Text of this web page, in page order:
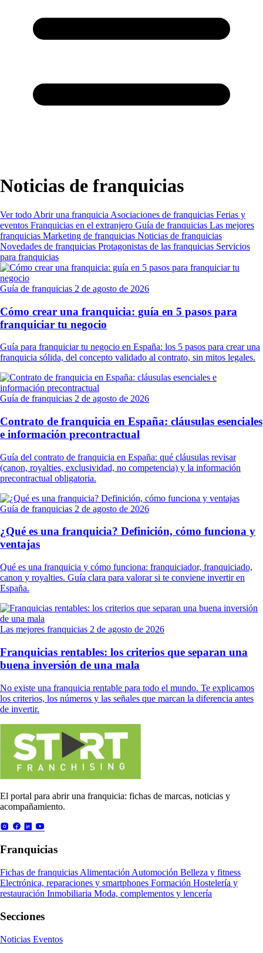
Noticias de franquicias
Ver todo Abrir una franquicia Asociaciones de franquicias Ferias y
eventos Franquicias en el extranjero Guía de franquicias Las mejores
franquicias Marketing de franquicias Noticias de franquicias
Novedades de franquicias Protagonistas de las franquicias Servicios
para franquicias
Guía de franquicias 2 de agosto de 2026
Cómo crear una franquicia: guía en 5 pasos para
franquiciar tu negocio
Guía para franquiciar tu negocio en España: los 5 pasos para crear una
franquicia sólida, del concepto validado al contrato, sin mitos legales.
Guía de franquicias 2 de agosto de 2026
Contrato de franquicia en España: cláusulas esenciales
e información precontractual
Guía del contrato de franquicia en España: qué cláusulas revisar
(canon, royalties, exclusividad, no competencia) y la información
precontractual obligatoria.
Guía de franquicias 2 de agosto de 2026
¿Qué es una franquicia? Definición, cómo funciona y
ventajas
Qué es una franquicia y cómo funciona: franquiciador, franquiciado,
canon y royalties. Guía clara para valorar si te conviene invertir en
España.
Las mejores franquicias 2 de agosto de 2026
Franquicias rentables: los criterios que separan una
buena inversión de una mala
No existe una franquicia rentable para todo el mundo. Te explicamos
los criterios, los números y las señales que marcan la diferencia antes
de invertir.
El portal para abrir una franquicia: fichas de marcas, noticias y
acompañamiento.
Franquicias
Fichas de franquicias Alimentación Automoción Belleza y fitness
Electrónica, reparaciones y smartphones Formación Hostelería y
restauración Inmobiliaria Moda, complementos y lencería
Secciones
Noticias Eventos